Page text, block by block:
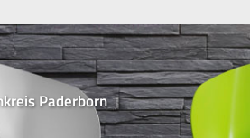
Paderborn